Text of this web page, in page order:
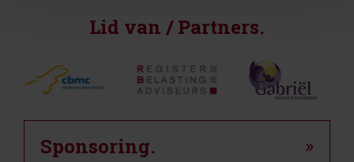
Lid van / Partners.
Sponsoring. »